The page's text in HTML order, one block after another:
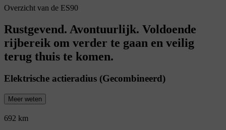
Overzicht van de ES90
Rustgevend. Avontuurlijk. Voldoende
rijbereik om verder te gaan en veilig
terug thuis te komen.
Elektrische actieradius (Gecombineerd)
Meer weten
692 km